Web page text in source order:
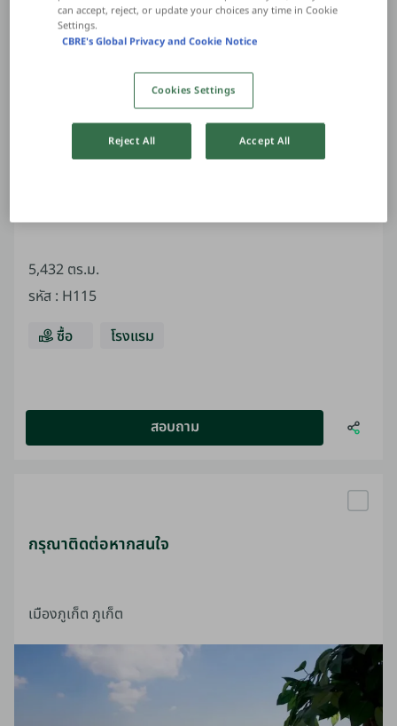
5,432 ตร.ม.
รหัส : H115
ซื้อ
โรงแรม
สอบถาม
กรุณาติดต่อหากสนใจ
เมืองภูเก็ต ภูเก็ต
can accept, reject, or update your choices any time in Cookie
Settings.
CBRE's Global Privacy and Cookie Notice
Cookies Settings
Reject All Accept All